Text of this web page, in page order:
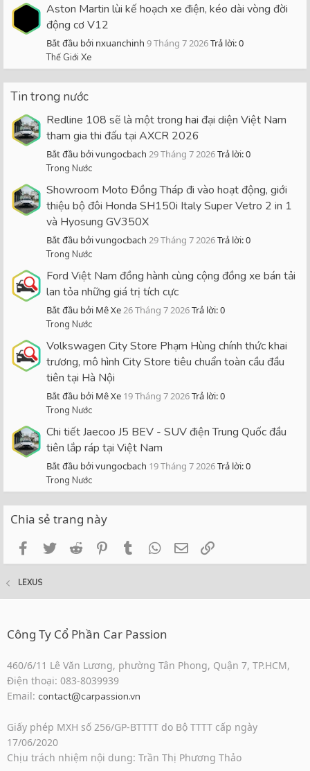
Aston Martin lùi kế hoạch xe điện, kéo dài vòng đời
động cơ V12
Bắt đầu bởi nxuanchinh 9 Tháng 7 2026Trả lời: 0
Thế Giới Xe
Tin trong nước
Redline 108 sẽ là một trong hai đại diện Việt Nam
tham gia thi đấu tại AXCR 2026
Bắt đầu bởi vungocbach 29 Tháng 7 2026Trả lời: 0
Trong Nước
Showroom Moto Đồng Tháp đi vào hoạt động, giới
thiệu bộ đôi Honda SH150i Italy Super Vetro 2 in 1
và Hyosung GV350X
Bắt đầu bởi vungocbach 29 Tháng 7 2026Trả lời: 0
Trong Nước
Ford Việt Nam đồng hành cùng cộng đồng xe bán tải
lan tỏa những giá trị tích cực
Bắt đầu bởi Mê Xe26 Tháng 7 2026Trả lời: 0
Trong Nước
Volkswagen City Store Phạm Hùng chính thức khai
trương, mô hình City Store tiêu chuẩn toàn cầu đầu
tiên tại Hà Nội
Bắt đầu bởi Mê Xe 19 Tháng 7 2026Trả lời: 0
Trong Nước
Chi tiết Jaecoo J5 BEV - SUV điện Trung Quốc đầu
tiên lắp ráp tại Việt Nam
Bắt đầu bởi vungocbach 19 Tháng 7 2026Trả lời: 0
Trong Nước
Chia sẻ trang này
FacebookTwitterReddit PinterestTumblrWhatsApp
Email
LEXUS
Công Ty Cổ Phần Car Passion
460/6/11 Lê Văn Lương, phường Tân Phong, Quận 7, TP.HCM,
Điện thoại: 083-8039939
Email: contact@carpassion.vn
Giấy phép MXH số 256/GP-BTTTT do Bộ TTTT cấp ngày
17/06/2020
Chịu trách nhiệm nội dung: Trần Thị Phương Thảo